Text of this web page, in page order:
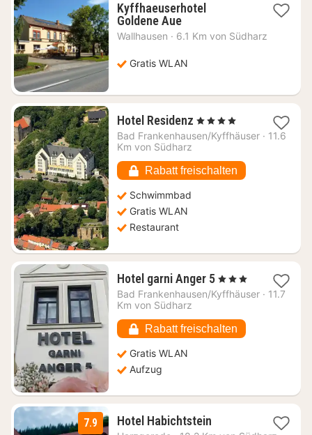
Kyffhaeuserhotel
Goldene Aue1
Nacht
77,57
€
Wallhausen · 6.1 Km von Südharz
Gratis WLAN
Hotel Residenz 1
Nacht
ab
€
, 4 Sterne
Bad Frankenhausen/Kyffhäuser · 11.6
Km von Südharz
Rabatt freischalten
Schwimmbad
Gratis WLAN
Restaurant
Hotel garni Anger 51
Nacht
ab
€
, 3 Sterne
Bad Frankenhausen/Kyffhäuser · 11.7
Km von Südharz
Rabatt freischalten
Gratis WLAN
Aufzug
7.9 Hotel Habichtstein1